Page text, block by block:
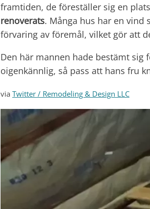
framtiden, de föreställer sig en
renoverats. Många hus har en
förvaring av föremål, vilket gör att
Den här mannen hade bestämt sig
oigenkännlig, så pass att hans fru
via Twitter / Remodeling & Design LLC